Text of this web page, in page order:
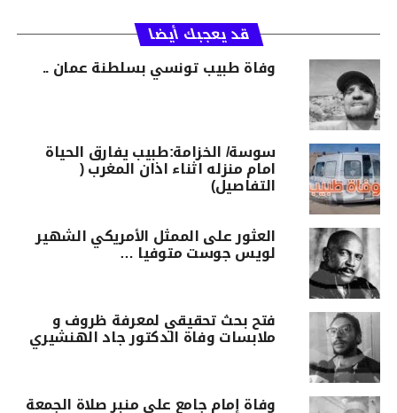
قد يعجبك أيضا
وفاة طبيب تونسي بسلطنة عمان ..
سوسة/ الخزامة:طبيب يفارق الحياة
امام منزله اثناء اذان المغرب (
التفاصيل)
العثور على الممثل الأمريكي الشهير
لويس جوست متوفيا …
فتح بحث تحقيقي لمعرفة ظروف و
ملابسات وفاة الدكتور جاد الهنشيري
وفاة إمام جامع على منبر صلاة الجمعة